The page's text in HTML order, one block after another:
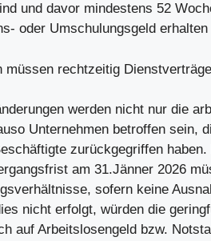
und davor mindestens 52
oder Umschulungsgeld erhalten
müssen rechtzeitig
werden nicht nur die
Unternehmen betroffen sein,
zurückgegriffen
am 31.Jänner 2026
sofern keine
nicht erfolgt, würden die
auf Arbeitslosengeld bzw.